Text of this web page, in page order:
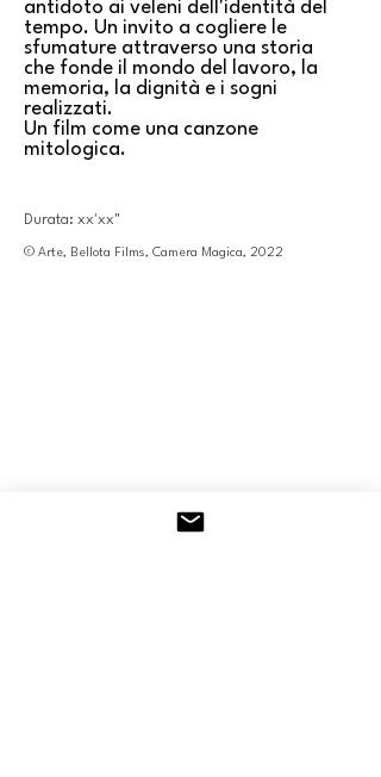
antidoto ai veleni dell'identità del
tempo. Un invito a cogliere le
sfumature attraverso una storia
che fonde il mondo del lavoro, la
memoria, la dignità e i sogni
realizzati.
Un film come una canzone
mitologica.
Durata: xx'xx"
© Arte, Bellota Films, Camera Magica, 2022